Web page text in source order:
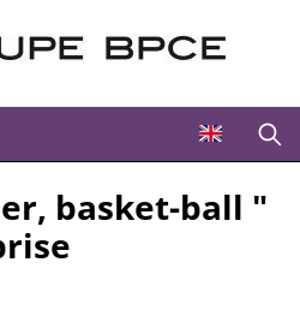
basket-ball "